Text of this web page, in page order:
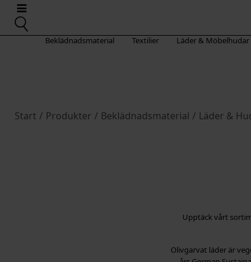
Beklädnadsmaterial Textilier Läder & Möbelhudar
Start / Produkter / Beklädnadsmaterial / Läder &
Upptäck vårt
Olivgarvat läder är